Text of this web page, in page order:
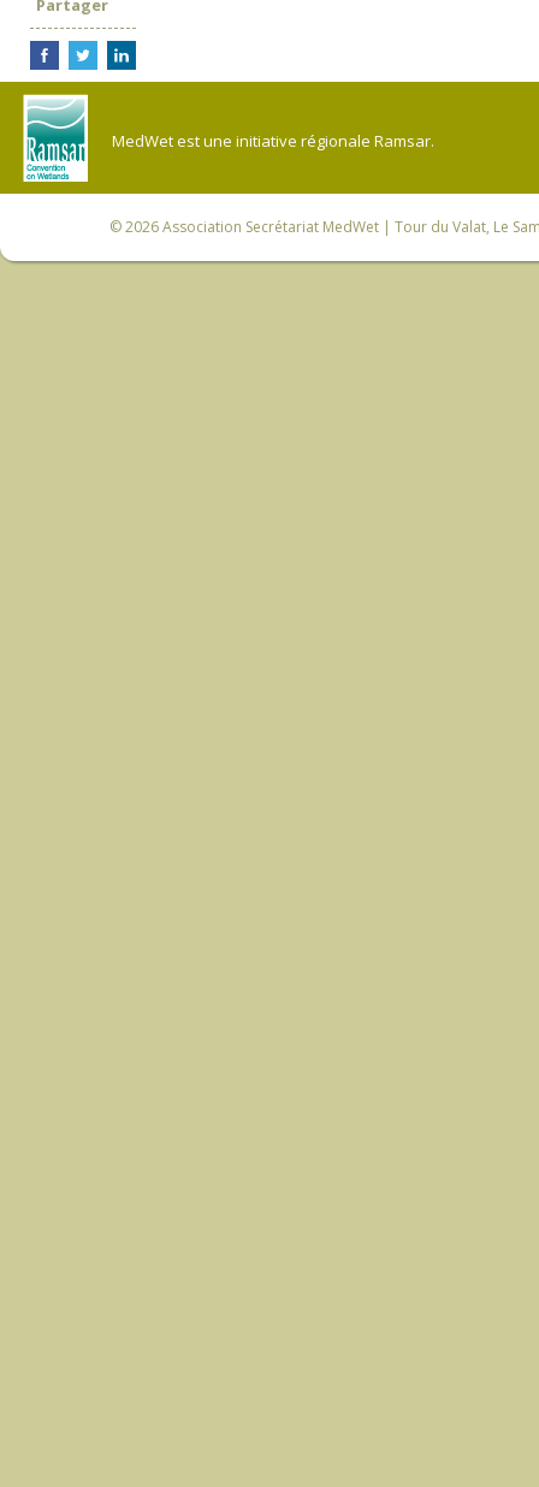
Partager
MedWet est une initiative régionale Ramsar.
© 2026Association Secrétariat MedWet | Tour du Valat, Le